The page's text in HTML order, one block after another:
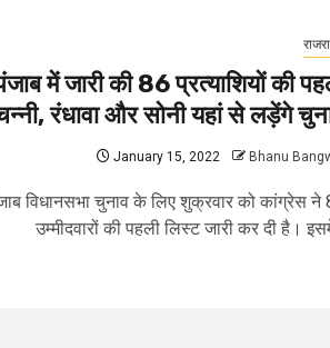
में जारी की 86 प्रत्याशियों की
रंधावा और सोनी यहां से लड़ेंगे
January 15, 2022 Bhanu
विधानसभा चुनाव के लिए शुक्रवार को कांग्रेस ने
उम्मीदवारों की पहली लिस्ट जारी कर दी है।